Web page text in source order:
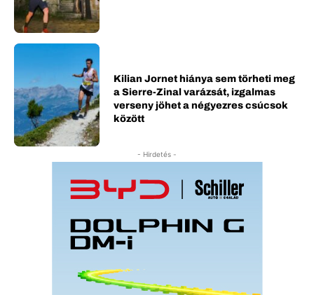
Kilian Jornet hiánya sem törheti meg
a Sierre-Zinal varázsát, izgalmas
verseny jöhet a négyezres csúcsok
között
- Hirdetés -